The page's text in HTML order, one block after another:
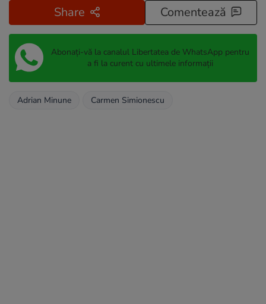
Share Comentează
Abonați-vă la canalul Libertatea de WhatsApp pentru
a fi la curent cu ultimele informații
Adrian Minune Carmen Simionescu